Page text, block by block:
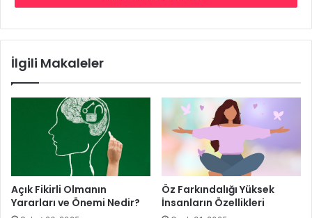
Diş veya bölgedeki yaralanma veya travma genellikle diş
ağrılarına neden olur. Yaralanma genellikle diş
çürümesinin (veya boşluğun) bir sonucudur. İnsanlar
İlgili Makaleler
Açık Fikirli Olmanın
Yararları ve Önemi Nedir?
Öz Farkındalığı Yüksek
İnsanların Özellikleri